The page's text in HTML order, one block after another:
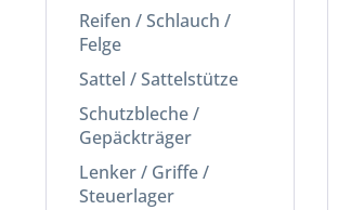
Reifen / Schlauch /
Felge
Sattel / Sattelstütze
Schutzbleche /
Gepäckträger
Lenker / Griffe /
Steuerlager